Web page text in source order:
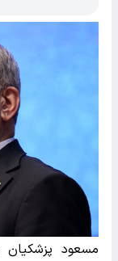
مسعود پزشکیان